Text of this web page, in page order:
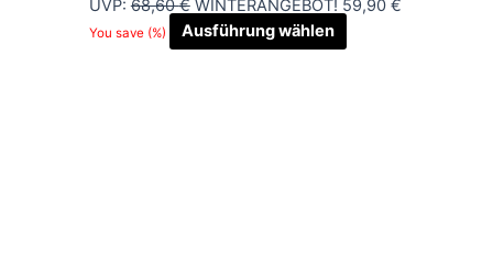
UVP: 68,60€ WINTERANGEBOT! 59,90 €
You save (%) Ausführung wählen